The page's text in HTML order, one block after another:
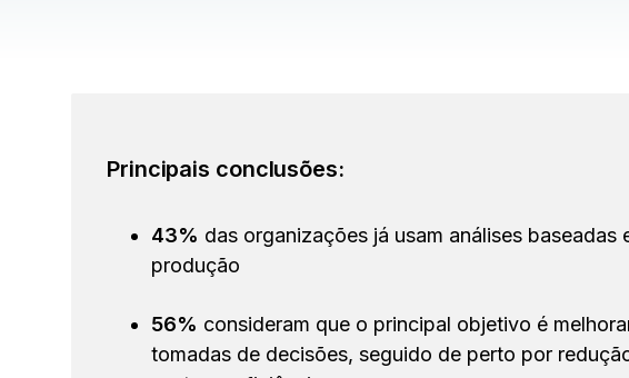
Principais conclusões:
43% das organizações já usam análises baseadas
produção
56% consideram que o principal objetivo é
tomadas de decisões, seguido de perto por